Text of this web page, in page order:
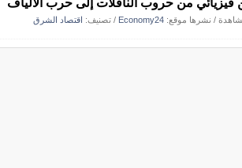
فيزيائي من حروب الناقلات إلى حرب الألياف
/ نشرها موقع: Economy24 / تصنيف: اقتصاد الشرق